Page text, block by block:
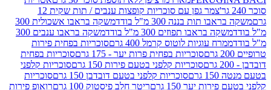
צמר גפן עם סוכריות קופצות ענבים / תות שקית 12
תות בננה 300 מ"ל בודד
משקה בראבו אשכולית 300
בראבו תפוזים 300 מ"ל בודד
משקה בראבו ענבים 300
עוגיות לוטוס קרמל 400 גרם
סוכריות בפחית פירות
סוכריות בפחית פרות יער - 175 גרם
סוכריות בפחית
סוכריות קלפני בטעם פירות 150 גרם
סוכריות קלפני
סוכריות קלפני בטעם דובדבן 150 גרם
סוכריות
יער 150 גרם
ריטר חלב פיסטוק 100 גרם
רואופ פירות